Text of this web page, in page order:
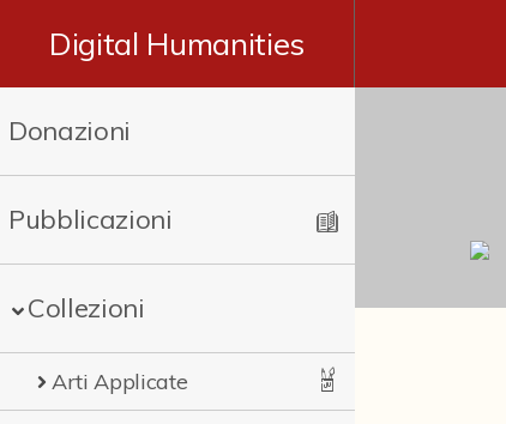
Digital Humanities
Donazioni
Pubblicazioni
Collezioni
Arti Applicate